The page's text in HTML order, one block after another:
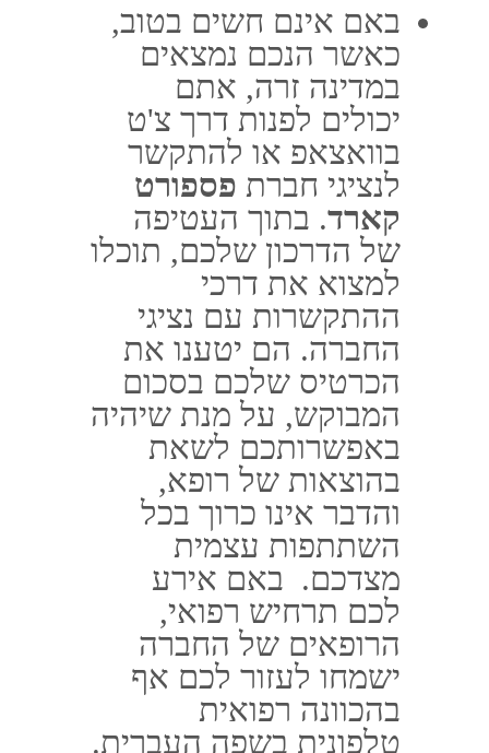
בהכוונה רפואית
טלפונית בשפה העברית.
הדבר ייתן בידכם לשוב
לחופשה שלכם, ללא כל
ניירת או ללא כל כאבי
ראש.
המזוודה לא
הגיעה?באם הכבודה
שלכם לא הגיעה –
הסירו דאגה מלבכם.
תפנו לאלתר לנציגי
החברה בצ'אט דרך
הוואצאפ אוצרו עמם
קשר טלפוני והם ידאגו
להטעין את הכרטיס
שלכם במזומן, על מנת
שיהיה באפשרותכם
לרכוש את כל הדברים
שנחוצים לכם, עד אשר
הכבודה תחזור אליכם.
טיפול במצבי חירום כאשר יש לכם
פספורט קארד
למן העת שתיצרו קשר עם נציגי
חברתפספורט קארד
שלהם ילווה ויתדרך אתכם, בצורה
רציפה. בנוסף לכם, הם יעדכנו את
הקרובים שלכם במדינת ישראל על
פי הדרישות שלכם ועל פי נסיבות
האירוע.